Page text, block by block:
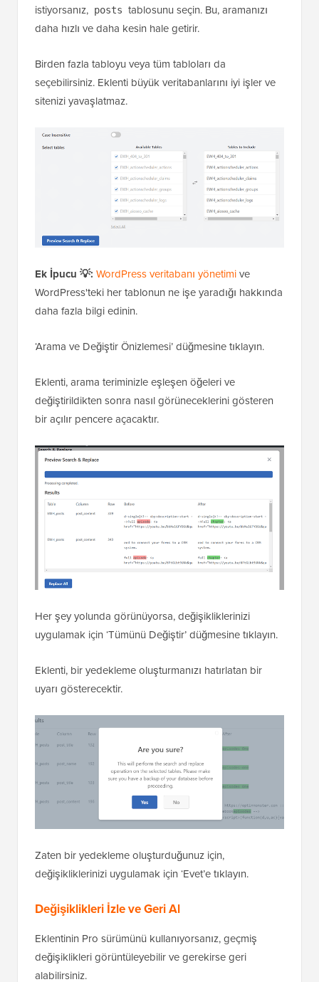
istiyorsanız, posts tablosunu seçin. Bu, aramanızı
daha hızlı ve daha kesin hale getirir.
Birden fazla tabloyu veya tüm tabloları da
seçebilirsiniz. Eklenti büyük veritabanlarını iyi işler ve
sitenizi yavaşlatmaz.
Ek İpucu 💡: WordPress veritabanı yönetimive
WordPress'teki her tablonun ne işe yaradığı hakkında
daha fazla bilgi edinin.
‘Arama ve Değiştir Önizlemesi’ düğmesine tıklayın.
Eklenti, arama teriminizle eşleşen öğeleri ve
değiştirildikten sonra nasıl görüneceklerini gösteren
bir açılır pencere açacaktır.
Her şey yolunda görünüyorsa, değişikliklerinizi
uygulamak için ‘Tümünü Değiştir’ düğmesine tıklayın.
Eklenti, bir yedekleme oluşturmanızı hatırlatan bir
uyarı gösterecektir.
Zaten bir yedekleme oluşturduğunuz için,
değişikliklerinizi uygulamak için ‘Evet’e tıklayın.
Değişiklikleri İzle ve Geri Al
Eklentinin Pro sürümünü kullanıyorsanız, geçmiş
değişiklikleri görüntüleyebilir ve gerekirse geri
alabilirsiniz.